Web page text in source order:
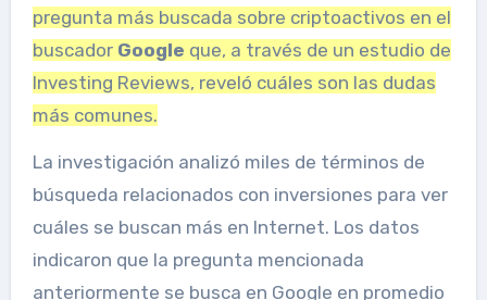
pregunta más buscada sobre criptoactivos en el
buscador Google que, a través de un estudio de
Investing Reviews, reveló cuáles son las dudas
más comunes.
La investigación analizó miles de términos de
búsqueda relacionados con inversiones para ver
cuáles se buscan más en Internet. Los datos
indicaron que la pregunta mencionada
anteriormente se busca en Google en promedio